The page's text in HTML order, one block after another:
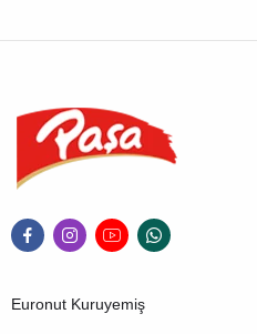
Euronut Kuruyemiş